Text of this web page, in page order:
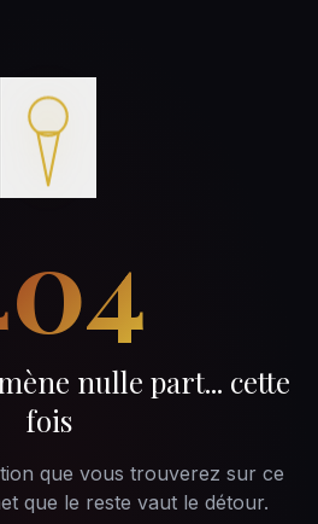
nulle part... cette
fois
que vous trouverez sur ce
que le reste vaut le détour.